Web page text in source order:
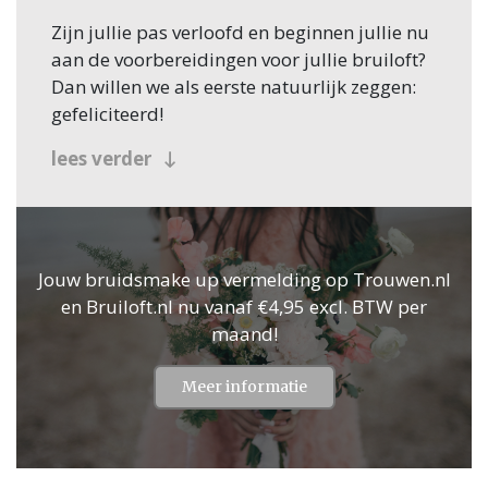
Jouw bruidsmake up vermelding op Trouwen.nl
en Bruiloft.nl nu vanaf €4,95 excl. BTW per
maand!
Meer informatie
Zijn jullie pas verloofd en beginnen jullie nu
aan de voorbereidingen voor jullie bruiloft?
Dan willen we als eerste natuurlijk zeggen:
gefeliciteerd!
Veel bruidsparen beginnen hun zoektocht
natuurlijk in Haarlemmermeer! Nou, je bent
op de juiste plek beland, want op
Trouwen.nl vind je oneindig veel inspiratie
voor alle facetten van jullie bruiloft.
Bovendien vind je op Trouwen.nl alle
professionals voor je bruiloft in heel
Nederland, dus ook in Haarlemmermeer.
Voor zowel Bruidsmake up als vele andere
onderdelen voor de bruiloft kan je op
Trouwen.nl veel inspiratie vinden. En heb je
lees verder